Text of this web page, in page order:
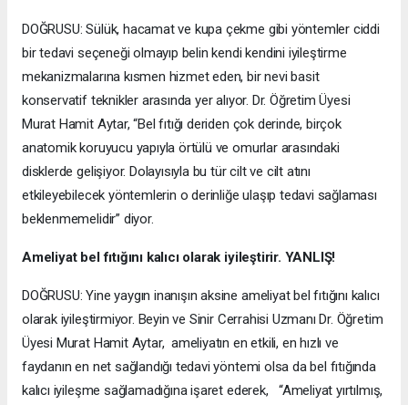
DOĞRUSU: Sülük, hacamat ve kupa çekme gibi yöntemler ciddi
bir tedavi seçeneği olmayıp belin kendi kendini iyileştirme
mekanizmalarına kısmen hizmet eden, bir nevi basit
konservatif teknikler arasında yer alıyor. Dr. Öğretim Üyesi
Murat Hamit Aytar, “Bel fıtığı deriden çok derinde, birçok
anatomik koruyucu yapıyla örtülü ve omurlar arasındaki
disklerde gelişiyor. Dolayısıyla bu tür cilt ve cilt atını
etkileyebilecek yöntemlerin o derinliğe ulaşıp tedavi sağlaması
beklenmemelidir” diyor.
Ameliyat bel fıtığını kalıcı olarak iyileştirir. YANLIŞ!
DOĞRUSU: Yine yaygın inanışın aksine ameliyat bel fıtığını kalıcı
olarak iyileştirmiyor. Beyin ve Sinir Cerrahisi Uzmanı Dr. Öğretim
Üyesi Murat Hamit Aytar, ameliyatın en etkili, en hızlı ve
faydanın en net sağlandığı tedavi yöntemi olsa da bel fıtığında
kalıcı iyileşme sağlamadığına işaret ederek, “Ameliyat yırtılmış,